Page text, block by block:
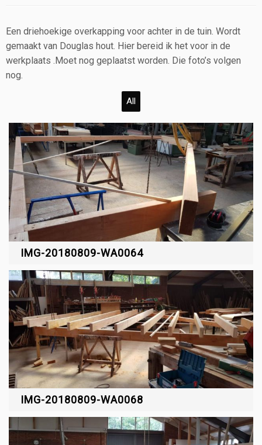
Een driehoekige overkapping voor achter in de tuin. Wordt
gemaakt van Douglas hout. Hier bereid ik het voor in de
werkplaats .Moet nog geplaatst worden. Die foto’s volgen
nog.
All
IMG-20180809-WA0064
IMG-20180809-WA0068